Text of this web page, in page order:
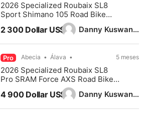
Danny Kuswandy
2026 Specialized Roubaix SL8
Sport Shimano 105 Road Bike
(PIENARBIKESHOP)
2 300 Dollar US$
Danny Kuswandy
Pro Abecia Álava 5 meses
2026 Specialized Roubaix SL8
Pro SRAM Force AXS Road Bike
(PIENARBIKESHOP)
4 900 Dollar US$